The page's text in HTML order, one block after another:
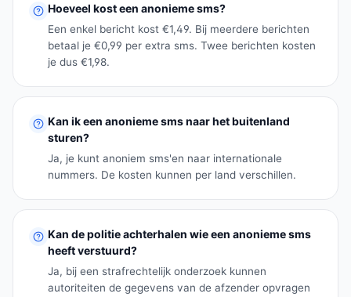
Hoeveel kost een anonieme sms?
Een enkel bericht kost €1,49. Bij meerdere berichten
betaal je €0,99 per extra sms. Twee berichten kosten
je dus €1,98.
Kan ik een anonieme sms naar het buitenland
sturen?
Ja, je kunt anoniem sms'en naar internationale
nummers. De kosten kunnen per land verschillen.
Kan de politie achterhalen wie een anonieme sms
heeft verstuurd?
Ja, bij een strafrechtelijk onderzoek kunnen
autoriteiten de gegevens van de afzender opvragen